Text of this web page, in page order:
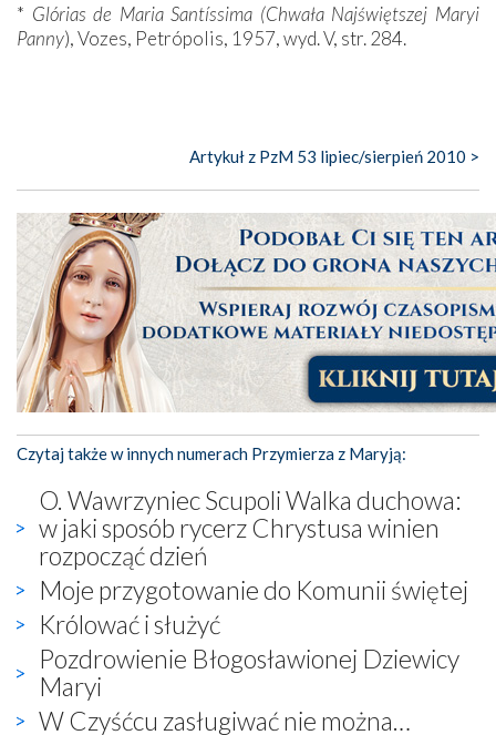
* Glórias de Maria Santíssima (Chwała Najświętszej Maryi
Panny), Vozes, Petrópolis, 1957, wyd. V, str. 284.
Artykuł z PzM 53 lipiec/sierpień 2010 >
Czytaj także w innych numerach Przymierza z Maryją:
O. Wawrzyniec Scupoli Walka duchowa:
w jaki sposób rycerz Chrystusa winien
rozpocząć dzień
Moje przygotowanie do Komunii świętej
Królować i służyć
Pozdrowienie Błogosławionej Dziewicy
Maryi
W Czyśćcu zasługiwać nie można…